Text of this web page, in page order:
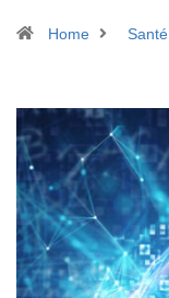
Home Santé